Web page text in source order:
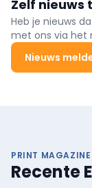
Zelf nieuws
Heb je nieuws
met ons via het
Nieuws
PRINT MAGAZINE
Recente